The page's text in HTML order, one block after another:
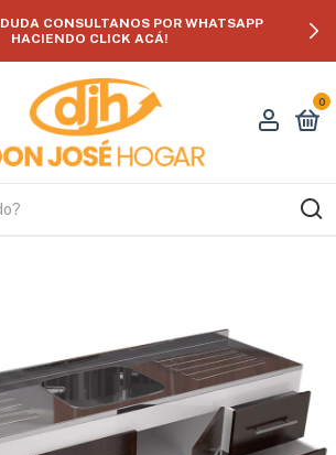
CONSULTANOS POR WHATSAPP
HACIENDO CLICK ACÁ!
0